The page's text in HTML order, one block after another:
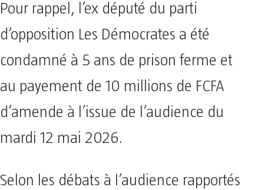
Pour rappel, l’ex député du parti
d’opposition Les Démocrates a été
condamné à 5 ans de prison ferme et
au payement de 10 millions de FCFA
d’amende à l’issue de l’audience du
mardi 12 mai 2026.
Selon les débats à l’audience rapportés